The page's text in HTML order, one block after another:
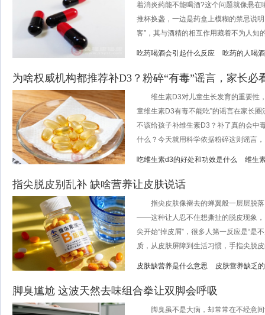
着消炎药能不能喝酒?这个问题就像悬在
推杯换盏，一边是药盒上模糊的禁忌说
客”，其与酒精的相互作用藏着不为人知
吃药喝酒会引起什么反应 吃药的人喝
为啥权威机构都推荐补D3？粉碎“有毒”谣言，家长必
维生素D3对儿童生长发育的重要性，
童维生素D3有毒不能吃”的谣言在家长
不该给孩子补维生素D3？补了真的会中
什么？今天就用科学依据粉碎这则谣言
吃维生素d3的好处和功效是什么 维生
指尖脱皮别乱补 缺啥营养让皮肤说话
指尖皮肤像褪去的蝉翼般一层层脱落
——这种让人忍不住想撕扯的脱皮现象
尖开始“掉皮屑”，很多人第一反应是“是
质，从皮肤屏障到生活习惯，手指尖脱
皮肤缺营养是什么意思 皮肤营养缺乏
脚臭尴尬 这波天然去味组合拳让双脚会呼吸
脚臭虽不是大病，却常常在不经意间